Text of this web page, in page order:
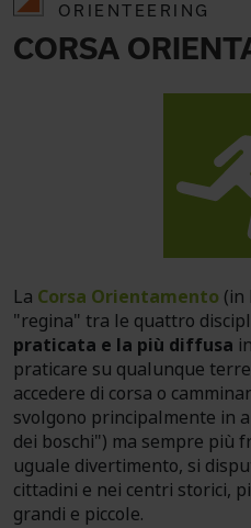
ORIENTEERING
CORSA
La Corsa Orientamento (in
"regina" tra le quattro
praticata e la più diffusa
praticare su qualunque
accedere di corsa o
svolgono principalmente in
dei boschi") ma sempre più
uguale divertimento, si
cittadini e nei centri storici,
grandi e piccole.